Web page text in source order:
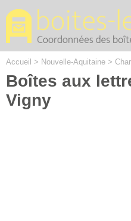
Accueil > Nouvelle-Aquitaine >
Boîtes aux
Vigny